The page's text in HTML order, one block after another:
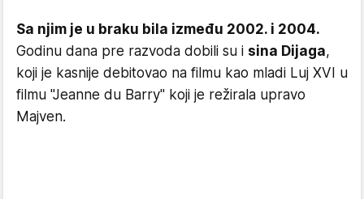
Sa njim je u braku bila između 2002. i 2004.
Godinu dana pre razvoda dobili su i sina Dijaga,
koji je kasnije debitovao na filmu kao mladi Luj XVI u
filmu "Jeanne du Barry" koji je režirala upravo
Majven.